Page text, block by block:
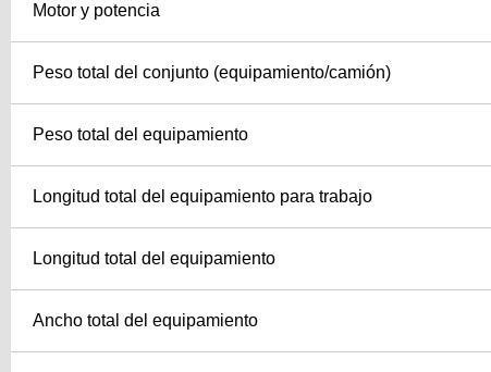
Motor y potencia
Peso total del conjunto (equipamiento/camión)
Peso total del equipamiento
Longitud total del equipamiento para trabajo
Longitud total del equipamiento
Ancho total del equipamiento